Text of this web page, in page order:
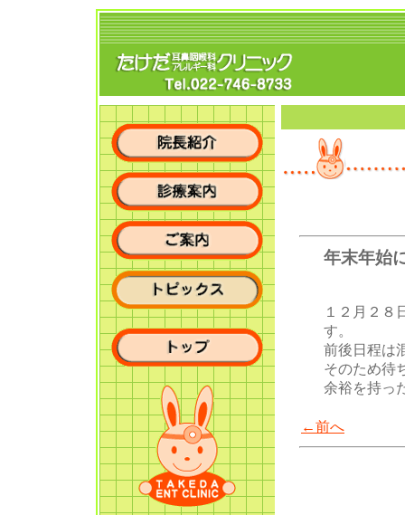
年末年始
１２月２８
す。
前後日程は
そのため待
余裕を持っ
←前へ